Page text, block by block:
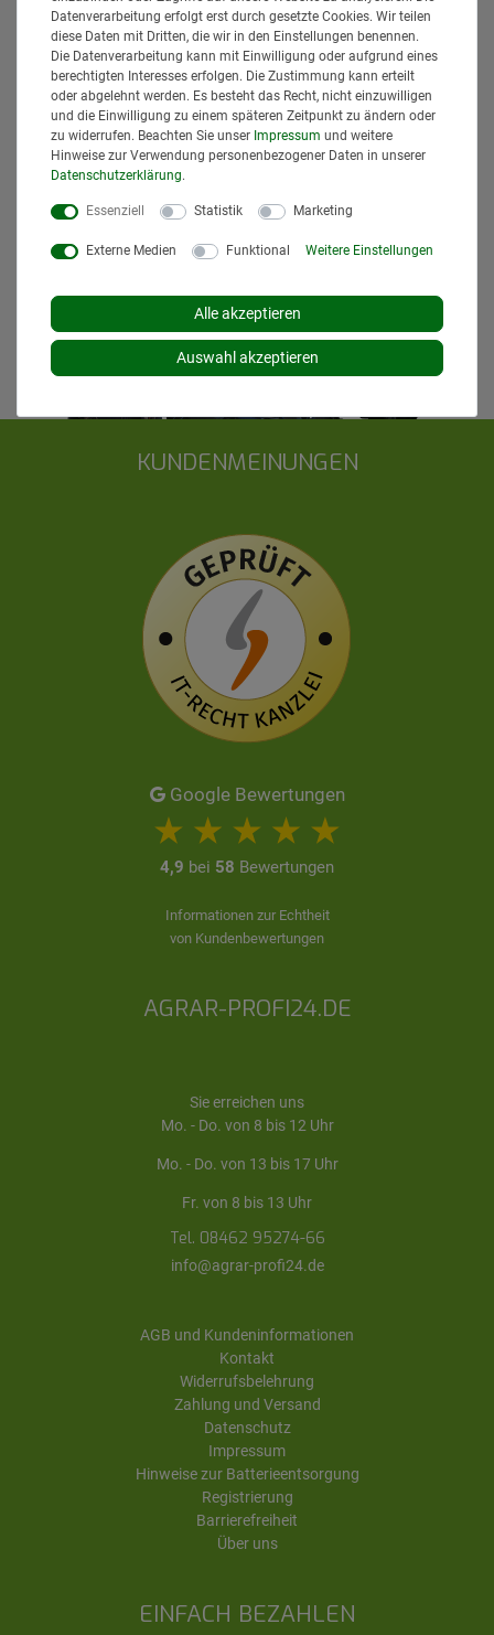
Die angezeigten Versandkosten beziehen sich auf den
Versand innerhalb Deutschlands, soweit kein anders
Lieferland ausgewählt wurde. Versandkosten und
Lieferzeiten für andere Länder entnehmen Sie bitte
denVersandinformationen.
EINFACH BEZAHLEN
KUNDENMEINUNGEN
Google Bewertungen
4,9 bei 58 Bewertungen
Informationen zur Echtheit
von Kundenbewertungen
AGRAR-PROFI24.DE
Sie erreichen uns
Mo. - Do. von 8 bis 12 Uhr
Mo. - Do. von 13 bis 17 Uhr
Fr. von 8 bis 13 Uhr
Tel. 08462 95274-66
info@agrar-profi24.de
AGB und Kundeninformationen
Kontakt
Widerrufsbelehrung
Zahlung und Versand
Datenschutz
Impressum
Hinweise zur Batterieentsorgung
Registrierung
Barrierefreiheit
Über uns
Datenverarbeitung erfolgt erst durch gesetzte Cookies. Wir teilen
diese Daten mit Dritten, die wir in den Einstellungen benennen.
Die Datenverarbeitung kann mit Einwilligung oder aufgrund eines
berechtigten Interesses erfolgen. Die Zustimmung kann erteilt
oder abgelehnt werden. Es besteht das Recht, nicht einzuwilligen
und die Einwilligung zu einem späteren Zeitpunkt zu ändern oder
zu widerrufen. Beachten Sie unser Impressum und weitere
Hinweise zur Verwendung personenbezogener Daten in unserer
Daten­schutz­erklärung.
Essenziell Statistik Marketing
Externe Medien Funktional Weitere Einstellungen
Alle akzeptieren
Auswahl akzeptieren